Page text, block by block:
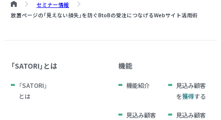
セミナー情報
放置ページの「見えない損失」を防ぐBtoBの受注につなげるWebサイト活用術
「SATORI」とは
「SATORI」
とは
機能
機能紹介
見込み顧客
を獲得する
見込み顧客
見込み顧客